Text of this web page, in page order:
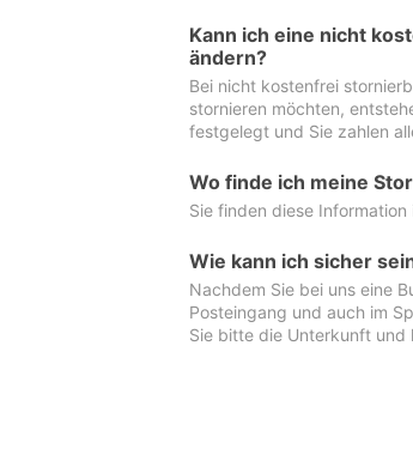
Kann ich eine nicht
ändern?
Bei nicht kostenfrei
stornieren möchten,
festgelegt und Sie zahlen
Wo finde ich meine
Sie finden diese
Wie kann ich sicher
Nachdem Sie bei uns eine
Posteingang und auch im
Sie bitte die Unterkunft und